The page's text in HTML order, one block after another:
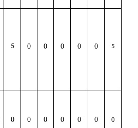
5 0 0 0 0 0 5
0 0 0 0 0 0 0